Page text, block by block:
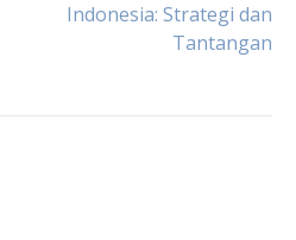
Indonesia: Strategi dan
Tantangan